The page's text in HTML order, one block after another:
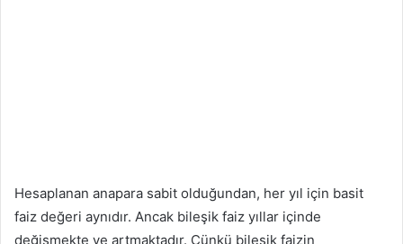
Hesaplanan anapara sabit olduğundan, her yıl için basit
faiz değeri aynıdır. Ancak bileşik faiz yıllar içinde
değişmekte ve artmaktadır. Çünkü bileşik faizin